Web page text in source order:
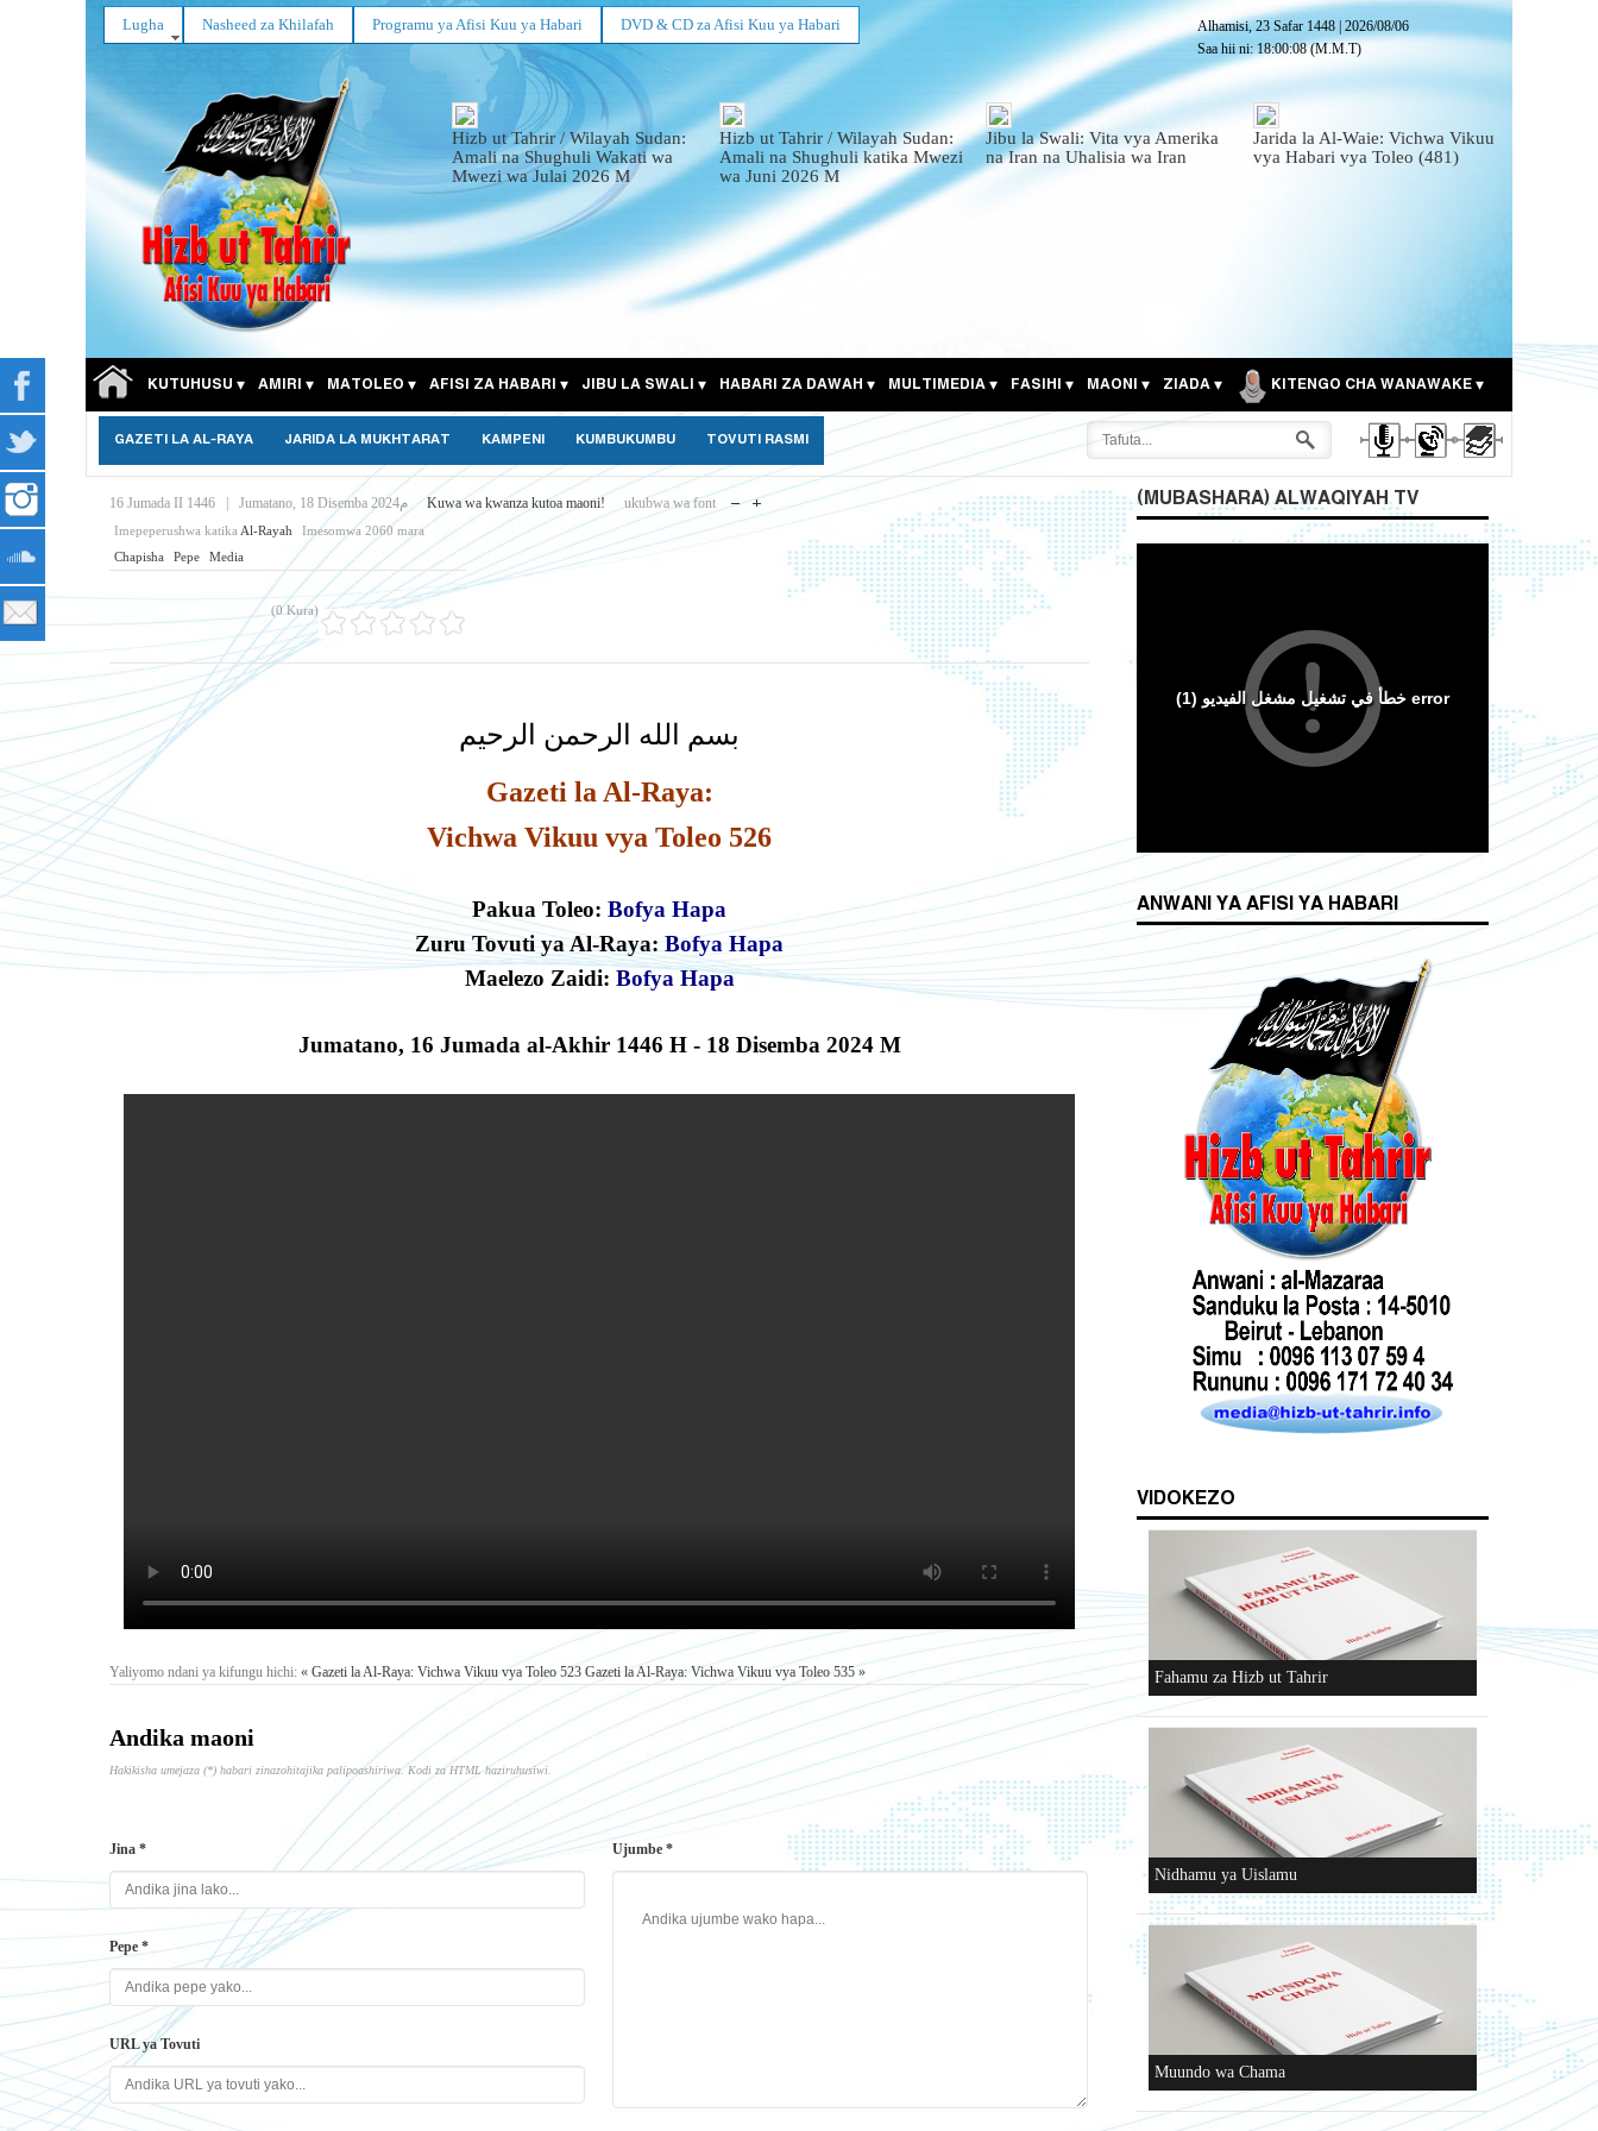
Alhamisi, 23 Safar 1448 2026/08/06
Saa hii ni:18:00:09(M.M.T)
Lugha Nasheed za Khilafah Programu ya Afisi Kuu ya Habari DVD & CD za Afisi Kuu ya Habari
Hizb ut Tahrir / Wilayah Sudan:
Amali na Shughuli Wakati wa
Mwezi wa Julai 2026 M
Hizb ut Tahrir / Wilayah Sudan:
Amali na Shughuli katika Mwezi
wa Juni 2026 M
Jibu la Swali: Vita vya Amerika
na Iran na Uhalisia wa Iran
Jarida la Al-Waie: Vichwa Vikuu
vya Habari vya Toleo (481)
KUTUHUSU AMIRI MATOLEO AFISI ZA HABARI JIBU LA SWALI HABARI ZA DAWAH MULTIMEDIA FASIHI MAONI ZIADA KITENGO CHA WANAWAKE
GAZETI LA AL-RAYA JARIDA LA MUKHTARAT KAMPENI KUMBUKUMBU TOVUTI RASMI
16 Jumada II 1446 Jumatano, 18 Disemba 2024م Kuwa wa kwanza kutoa maoni! ukubwa wa font
Imepeperushwa katika Al-Rayah
Imesomwa 2060 mara
Chapisha
Pepe Media
(0 Kura)
بسم الله الرحمن الرحيم
Gazeti la Al-Raya:
Vichwa Vikuu vya Toleo 526
Pakua Toleo: Bofya Hapa
Zuru Tovuti ya Al-Raya:Bofya Hapa
Maelezo Zaidi: Bofya Hapa
Jumatano, 16 Jumada al-Akhir 1446 H - 18 Disemba2024 M
Yaliyomo ndani ya kifungu hichi: « Gazeti la Al-Raya: Vichwa Vikuu vya Toleo 523 Gazeti la Al-Raya: Vichwa Vikuu vya Toleo 535 »
Andika maoni
Hakikisha umejaza (*) habari zinazohitajika palipoashiriwa. Kodi za HTML haziruhusiwi.
Jina *
Pepe *
URL ya Tovuti
Ujumbe *
(MUBASHARA) ALWAQIYAH TV
ANWANI YA AFISI YA HABARI
VIDOKEZO
Fahamu za Hizb ut Tahrir
Nidhamu ya Uislamu
Muundo wa Chama